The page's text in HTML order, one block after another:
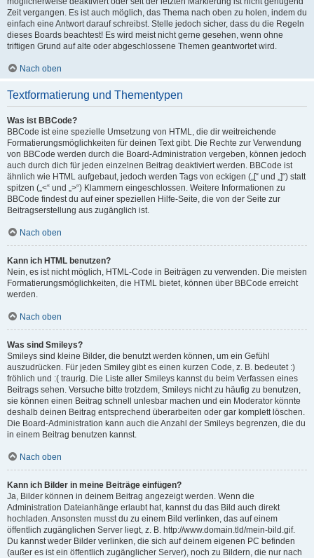
Zeit vergangen. Es ist auch möglich, das Thema nach oben zu holen, indem du
einfach eine Antwort darauf schreibst. Stelle jedoch sicher, dass du die Regeln
dieses Boards beachtest! Es wird meist nicht gerne gesehen, wenn ohne
triftigen Grund auf alte oder abgeschlossene Themen geantwortet wird.
Nach oben
Textformatierung und Thementypen
Was ist BBCode?
BBCode ist eine spezielle Umsetzung von HTML, die dir weitreichende
Formatierungsmöglichkeiten für deinen Text gibt. Die Rechte zur Verwendung
von BBCode werden durch die Board-Administration vergeben, können jedoch
auch durch dich für jeden einzelnen Beitrag deaktiviert werden. BBCode ist
ähnlich wie HTML aufgebaut, jedoch werden Tags von eckigen („[“ und „]“) statt
spitzen („<“ und „>“) Klammern eingeschlossen. Weitere Informationen zu
BBCode findest du auf einer speziellen Hilfe-Seite, die von der Seite zur
Beitragserstellung aus zugänglich ist.
Nach oben
Kann ich HTML benutzen?
Nein, es ist nicht möglich, HTML-Code in Beiträgen zu verwenden. Die meisten
Formatierungsmöglichkeiten, die HTML bietet, können über BBCode erreicht
werden.
Nach oben
Was sind Smileys?
Smileys sind kleine Bilder, die benutzt werden können, um ein Gefühl
auszudrücken. Für jeden Smiley gibt es einen kurzen Code, z. B. bedeutet :)
fröhlich und :( traurig. Die Liste aller Smileys kannst du beim Verfassen eines
Beitrags sehen. Versuche bitte trotzdem, Smileys nicht zu häufig zu benutzen,
sie können einen Beitrag schnell unlesbar machen und ein Moderator könnte
deshalb deinen Beitrag entsprechend überarbeiten oder gar komplett löschen.
Die Board-Administration kann auch die Anzahl der Smileys begrenzen, die du
in einem Beitrag benutzen kannst.
Nach oben
Kann ich Bilder in meine Beiträge einfügen?
Ja, Bilder können in deinem Beitrag angezeigt werden. Wenn die
Administration Dateianhänge erlaubt hat, kannst du das Bild auch direkt
hochladen. Ansonsten musst du zu einem Bild verlinken, das auf einem
öffentlich zugänglichen Server liegt, z. B. http://www.domain.tld/mein-bild.gif.
Du kannst weder Bilder verlinken, die sich auf deinem eigenen PC befinden
(außer es ist ein öffentlich zugänglicher Server), noch zu Bildern, die nur nach